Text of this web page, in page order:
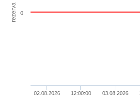
rezerva
02.08.2026
12:00:00
03.08.2026
0